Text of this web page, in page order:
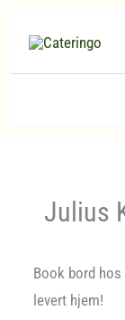
Julius
Book bord
levert hjem!